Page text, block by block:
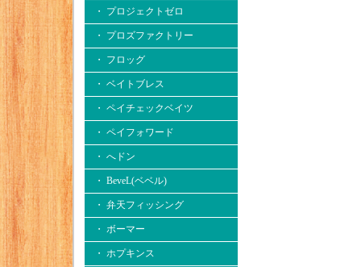
・ プロジェクトゼロ
・ プロズファクトリー
・ フロッグ
・ ベイトブレス
・ ペイチェックベイツ
・ ペイフォワード
・ へドン
・ BeveL(ベベル)
・ 弁天フィッシング
・ ボーマー
・ ホプキンス